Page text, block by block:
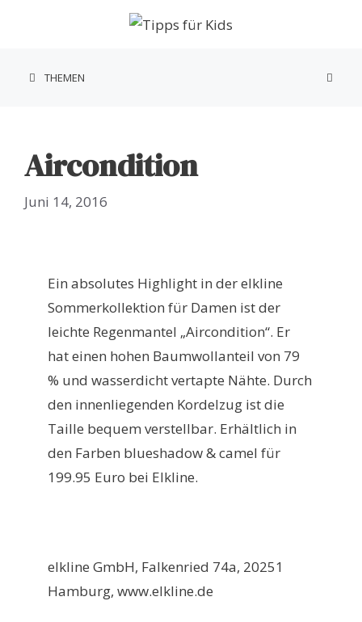
THEMEN
Aircondition
Juni 14, 2016
Ein absolutes Highlight in der elkline
Sommerkollektion für Damen ist der
leichte Regenmantel „Aircondition“. Er
hat einen hohen Baumwollanteil von 79
% und wasserdicht vertapte Nähte. Durch
den innenliegenden Kordelzug ist die
Taille bequem verstellbar. Erhältlich in
den Farben blueshadow & camel für
199.95 Euro bei Elkline.
elkline GmbH, Falkenried 74a, 20251
Hamburg, www.elkline.de